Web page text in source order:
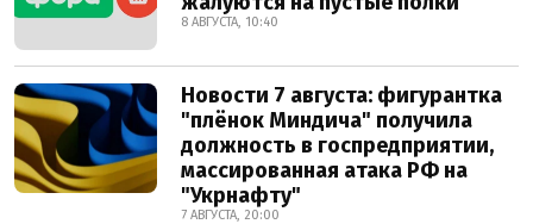
8 АВГУСТА, 10:40
Новости 7 августа: фигурантка
"плёнок Миндича" получила
должность в госпредприятии,
массированная атака РФ на
"Укрнафту"
7 АВГУСТА, 20:00